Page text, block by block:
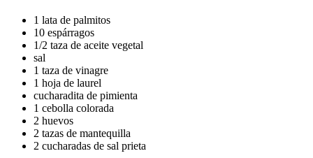
1 lata de palmitos
10 espárragos
1/2 taza de aceite vegetal
sal
1 taza de vinagre
1 hoja de laurel
cucharadita de pimienta
1 cebolla colorada
2 huevos
2 tazas de mantequilla
2 cucharadas de sal prieta